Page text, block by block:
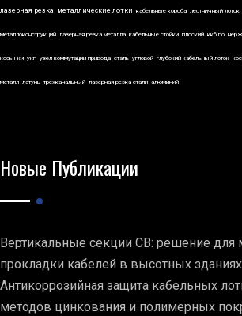
лазерная резка металлические лотки кабельные короба лестничный лоток
металлоконструкций лазерная резка металла кабельные стойки плоский ккб по
косынки укп узел коммутации привода сталь угловой глубокий кабельный лоток
металл латунь трехканальный лазерная резка стали алюминий
Новые Публикации
Вертикальные секции СВ: решение для
прокладки кабелей в высотных зданиях
Антикоррозийная защита кабельных
методов цинкования и полимерных